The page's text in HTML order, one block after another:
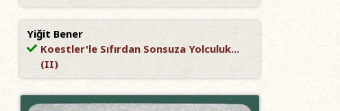
Yiğit Bener
Koestler'le Sıfırdan Sonsuza Yolculuk...
(II)